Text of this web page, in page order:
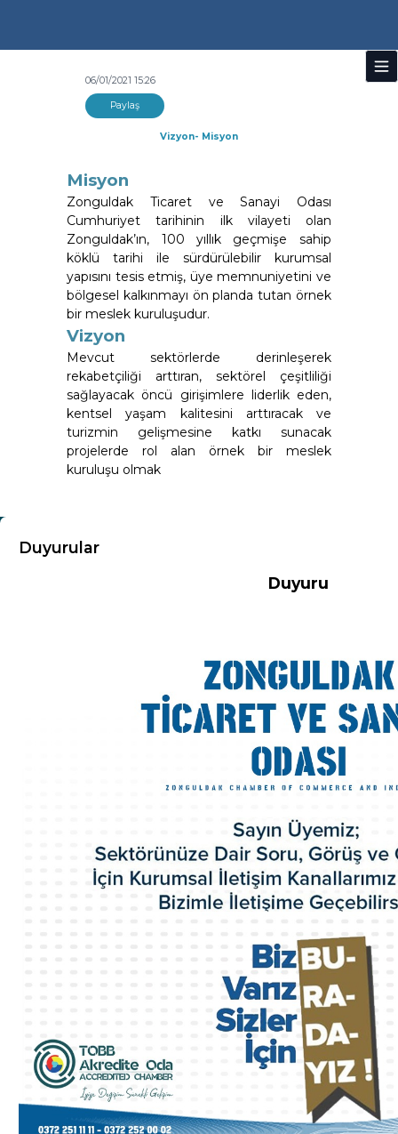
06/01/2021 15:26
Paylaş
Vizyon- Misyon
Misyon
Zonguldak Ticaret ve Sanayi Odası
Cumhuriyet tarihinin ilk vilayeti olan
Zonguldak’ın, 100 yıllık geçmişe sahip
köklü tarihi ile sürdürülebilir kurumsal
yapısını tesis etmiş, üye memnuniyetini ve
bölgesel kalkınmayı ön planda tutan örnek
bir meslek kuruluşudur.
Vizyon
Mevcut sektörlerde derinleşerek
rekabetçiliği arttıran, sektörel çeşitliliği
sağlayacak öncü girişimlere liderlik eden,
kentsel yaşam kalitesini arttıracak ve
turizmin gelişmesine katkı sunacak
projelerde rol alan örnek bir meslek
kuruluşu olmak
Duyurular
Duyuru
Yönetim Kurulu
Meclis Üyeleri
Komisyon ve Kurallar
Organizasyon Şeması
Odamız Personeli
Mevzuat
İl Kadın Girişimci Kurulu
Üyelik ve İştirakler
Eski Yönetim Kurulu Başkanlarımız
ZTSO Etik Kuralları
Faaliyet Raporları
ZTSO Dış Ticaret Destek Ofisi
ZTSO İş Planı
HİZMETLERİMİZ
Ticaret Sicil İşlemleri
Kapasite Raporları
Sigortacılık Levha Kaydı
Faaliyet Belgesi
Mersis